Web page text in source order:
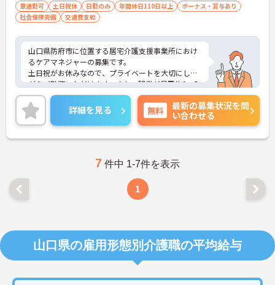
車通勤可 土日祝休 日勤のみ 年間休日110日以上
ボーナス・賞与あり
社会保険完備
交通費支給
山口県防府市に位置する居宅介護支援事業所におけ
るケアマネジャーの募集です。
土日祝がお休みなので、プライベートを大切にしな
がらご勤務いただけます。また、残業が月平均0～5
時間程度なので、ワークライフバランスを保ちなが
らご勤務いただけます。
ご興味のある方には、面接対策ポイントなど、さら
に詳細をお話しいたしますのでお気軽にご相談くだ
さい！
詳細を見る 無料
最新の募集状況を問
い合わせる
7 件中 1-7件を表示
1
山口県の雇用形態別介護職の平均給与